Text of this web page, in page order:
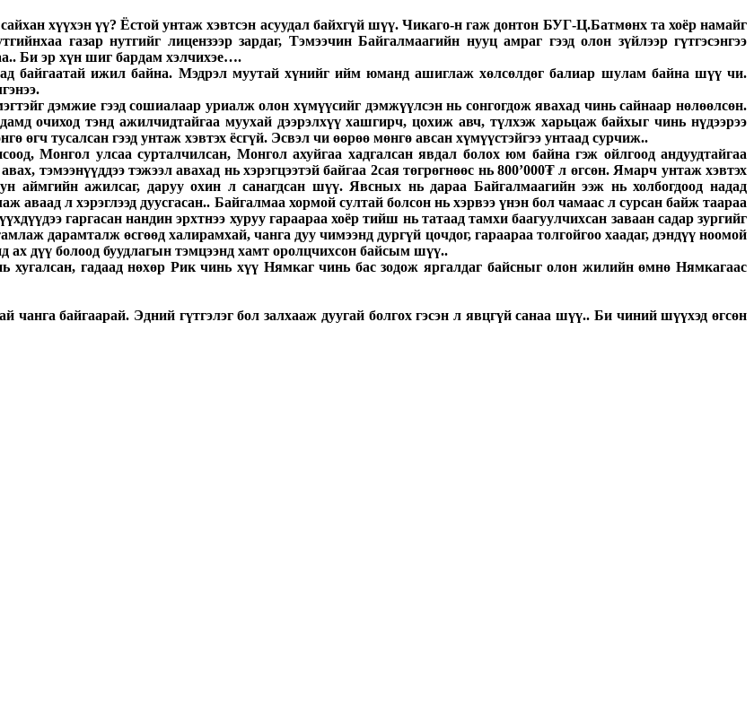
хүүхэн үү? Ёстой унтаж хэвтсэн асуудал байхгүй шүү. Чикаго-н гаж донтон БУГ-Ц.Батмөнх та хоёр намайг
газар нутгийг лицензээр зардаг, Тэмээчин Байгалмаагийн нууц амраг гээд олон зүйлээр гүтгэсэнгээ
Би эр хүн шиг бардам хэлчихэе….
байгаатай ижил байна. Мэдрэл муутай хүнийг ийм юманд ашиглаж хөлсөлдөг балиар шулам байна шүү чи.
дэмжие гээд сошиалаар уриалж олон хүмүүсийг дэмжүүлсэн нь сонгогдож явахад чинь сайнаар нөлөөлсөн.
очиход тэнд ажилчидтайгаа муухай дээрэлхүү хашгирч, цохиж авч, түлхэж харьцаж байхыг чинь нүдээрээ
тусалсан гээд унтаж хэвтэх ёсгүй. Эсвэл чи өөрөө мөнгө авсан хүмүүстэйгээ унтаад сурчиж..
Монгол улсаа сурталчилсан, Монгол ахуйгаа хадгалсан явдал болох юм байна гэж ойлгоод андуудтайгаа
тэмээнүүддээ тэжээл авахад нь хэрэгцээтэй байгаа 2сая төгрөгнөөс нь 800’000₮ л өгсөн. Ямарч унтаж хэвтэх
ажилсаг, даруу охин л санагдсан шүү. Явсных нь дараа Байгалмаагийн ээж нь холбогдоод надад
л хэрэглээд дуусгасан.. Байгалмаа хормой султай болсон нь хэрвээ үнэн бол чамаас л сурсан байж таараа
гаргасан нандин эрхтнээ хуруу гараараа хоёр тийш нь татаад тамхи баагуулчихсан заваан садар зургийг
дарамталж өсгөөд халирамхай, чанга дуу чимээнд дургүй цочдог, гараараа толгойгоо хаадаг, дэндүү ноомой
ах дүү болоод буудлагын тэмцээнд хамт оролцчихсон байсым шүү..
хугалсан, гадаад нөхөр Рик чинь хүү Нямкаг чинь бас зодож яргалдаг байсныг олон жилийн өмнө Нямкагаас
байгаарай. Эдний гүтгэлэг бол залхааж дуугай болгох гэсэн л явцгүй санаа шүү.. Би чиний шүүхэд өгсөн